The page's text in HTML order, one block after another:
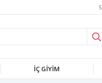
İÇ GİYİM